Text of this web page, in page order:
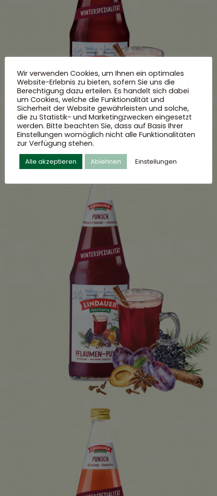
Wir verwenden Cookies, um Ihnen ein optimales
Website-Erlebnis zu bieten, sofern Sie uns die
Berechtigung dazu erteilen. Es handelt sich dabei
um Cookies, welche die Funktionalität und
Sicherheit der Website gewährleisten und solche,
die zu Statistik- und Marketingzwecken eingesetzt
werden. Bitte beachten Sie, dass auf Basis Ihrer
Einstellungen womöglich nicht alle Funktionalitäten
zur Verfügung stehen.
Alle akzeptieren Ablehnen Einstellungen